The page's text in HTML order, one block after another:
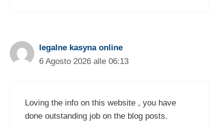
legalne kasyna online
6 Agosto 2026 alle 06:13
Loving the info on this website , you have
done outstanding job on the blog posts.